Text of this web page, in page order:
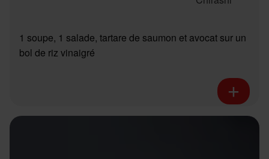
1 soupe, 1 salade, tartare de saumon et avocat sur un
bol de riz vinaigré